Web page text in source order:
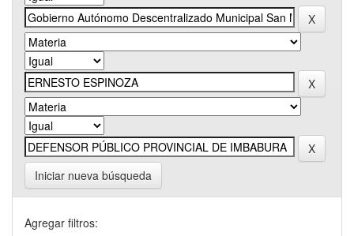
Iniciar nueva búsqueda
Agregar filtros: